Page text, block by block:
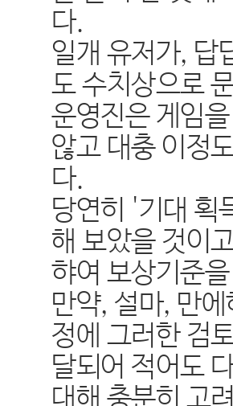
다.
일개 유저가, 답
도 수치상으로
운영진은 게임
않고 대충 이정
다.
당연히 '기대 획
해 보았을 것이
햐여 보상기준
만약, 설마, 만
정에 그러한 검
달되어 적어도
대해 충분히 고